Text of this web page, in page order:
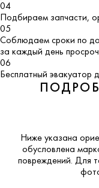
04
Подбираем запчасти,
05
Соблюдаем сроки по
за каждый день
06
Бесплатный эвакуатор
Ниже указана
обусловлена
повреждений. Для